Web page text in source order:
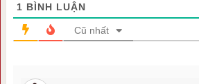
1 BÌNH LUẬN
Cũ nhất